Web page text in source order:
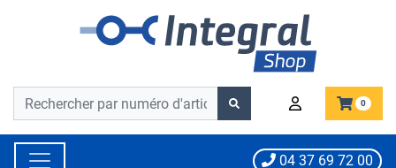
Barre de recherche
Barre de recherche 0
04 37 69 72 00